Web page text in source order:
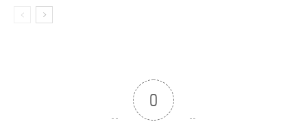
0